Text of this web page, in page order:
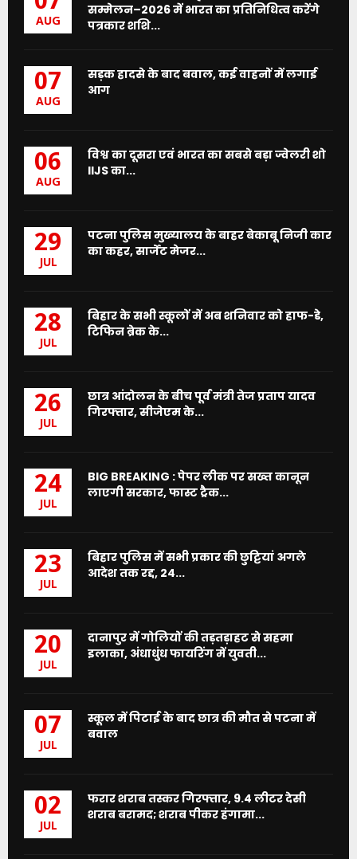
AUG
सम्मेलन–2026 में भारत का प्रतिनिधित्व करेंगे
पत्रकार शशि...
07
AUG
सड़क हादसे के बाद बवाल, कई वाहनों में लगाई
आग
06
AUG
विश्व का दूसरा एवं भारत का सबसे बड़ा ज्वेलरी शो
IIJS का...
29
JUL
पटना पुलिस मुख्यालय के बाहर बेकाबू निजी कार
का कहर, सार्जेंट मेजर...
28
JUL
बिहार के सभी स्कूलों में अब शनिवार को हाफ-डे,
टिफिन ब्रेक के...
26
JUL
छात्र आंदोलन के बीच पूर्व मंत्री तेज प्रताप यादव
गिरफ्तार, सीजेएम के...
24
JUL
BIG BREAKING : पेपर लीक पर सख्त कानून
लाएगी सरकार, फास्ट ट्रैक...
23
JUL
बिहार पुलिस में सभी प्रकार की छुट्टियां अगले
आदेश तक रद्द, 24...
20
JUL
दानापुर में गोलियों की तड़तड़ाहट से सहमा
इलाका, अंधाधुंध फायरिंग में युवती...
07
JUL
स्कूल में पिटाई के बाद छात्र की मौत से पटना में
बवाल
02
JUL
फरार शराब तस्कर गिरफ्तार, 9.4 लीटर देसी
शराब बरामद; शराब पीकर हंगामा...